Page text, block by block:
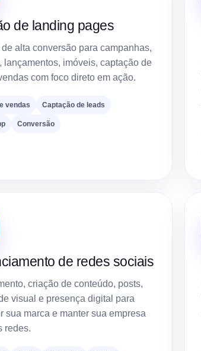
de landing pages
alta conversão para campanhas,
lançamentos, imóveis, captação de
com foco direto em ação.
vendas Captação de leads
Conversão
de redes sociais
criação de conteúdo, posts,
visual e presença digital para
sua marca e manter sua empresa
redes.